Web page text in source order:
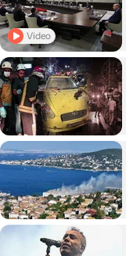
Video